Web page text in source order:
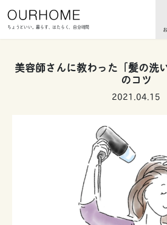
ちょうどいい。暮らす、はたらく、自分時間
美容師さんに教わった「髪の洗
のコツ
2021.04.15